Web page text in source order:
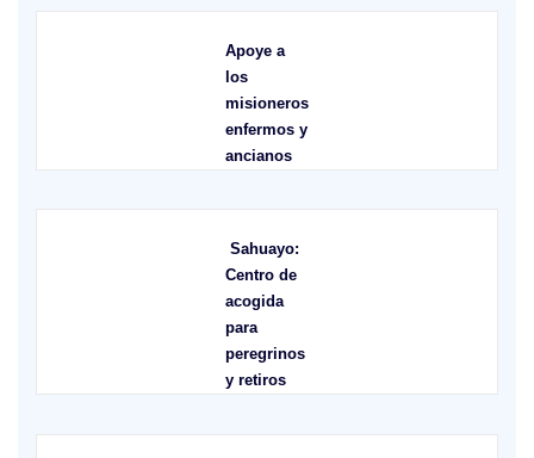
Apoye a
los
misioneros
enfermos y
ancianos
Sahuayo:
Centro de
acogida
para
peregrinos
y retiros